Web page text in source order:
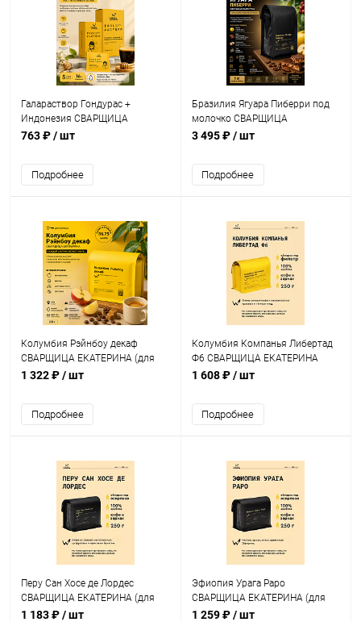
Галараствор Гондурас +
Индонезия СВАРЩИЦА
ЕКАТЕРИНА кофе растворимый,
763 ₽/ шт
Подробнее
Бразилия Ягуара Пиберри под
молочко СВАРЩИЦА
ЕКАТЕРИНА (для эспрессо)
3 495 ₽/ шт
Подробнее
Колумбия Рэйнбоу декаф
СВАРЩИЦА ЕКАТЕРИНА (для
эспрессо) кофе в зернах, упак.
1 322 ₽/ шт
Подробнее
Колумбия Компанья Либертад
Ф6 СВАРЩИЦА ЕКАТЕРИНА
(под фильтр) кофе в зернах,
1 608 ₽/ шт
Подробнее
Перу Сан Хосе де Лордес
СВАРЩИЦА ЕКАТЕРИНА (для
эспрессо) кофе в зернах, упак.
1 183 ₽/ шт
Эфиопия Урага Раро
СВАРЩИЦА ЕКАТЕРИНА (для
эспрессо) кофе в зернах, упак.
1 259 ₽/ шт